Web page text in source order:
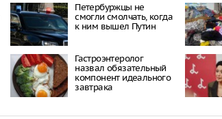
Петербуржцы не
смогли смолчать, когда
к ним вышел Путин
Гастроэнтеролог
назвал обязательный
компонент идеального
завтрака